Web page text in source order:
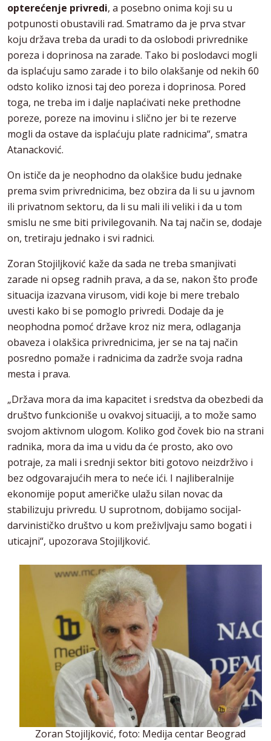
opterećenje privredi, a posebno onima koji su u
potpunosti obustavili rad. Smatramo da je prva stvar
koju država treba da uradi to da oslobodi privrednike
poreza i doprinosa na zarade. Tako bi poslodavci mogli
da isplaćuju samo zarade i to bilo olakšanje od nekih 60
odsto koliko iznosi taj deo poreza i doprinosa. Pored
toga, ne treba im i dalje naplaćivati neke prethodne
poreze, poreze na imovinu i slično jer bi te rezerve
mogli da ostave da isplaćuju plate radnicima“, smatra
Atanacković.
On ističe da je neophodno da olakšice budu jednake
prema svim privrednicima, bez obzira da li su u javnom
ili privatnom sektoru, da li su mali ili veliki i da u tom
smislu ne sme biti privilegovanih. Na taj način se, dodaje
on, tretiraju jednako i svi radnici.
Zoran Stojiljković kaže da sada ne treba smanjivati
zarade ni opseg radnih prava, a da se, nakon što prođe
situacija izazvana virusom, vidi koje bi mere trebalo
uvesti kako bi se pomoglo privredi. Dodaje da je
neophodna pomoć države kroz niz mera, odlaganja
obaveza i olakšica privrednicima, jer se na taj način
posredno pomaže i radnicima da zadrže svoja radna
mesta i prava.
„Država mora da ima kapacitet i sredstva da obezbedi da
društvo funkcioniše u ovakvoj situaciji, a to može samo
svojom aktivnom ulogom. Koliko god čovek bio na strani
radnika, mora da ima u vidu da će prosto, ako ovo
potraje, za mali i srednji sektor biti gotovo neizdrživo i
bez odgovarajućih mera to neće ići. I najliberalnije
ekonomije poput američke ulažu silan novac da
stabilizuju privredu. U suprotnom, dobijamo socijal-
darvinističko društvo u kom preživljvaju samo bogati i
uticajni“, upozorava Stojiljković.
Zoran Stojiljković, foto: Medija centar Beograd